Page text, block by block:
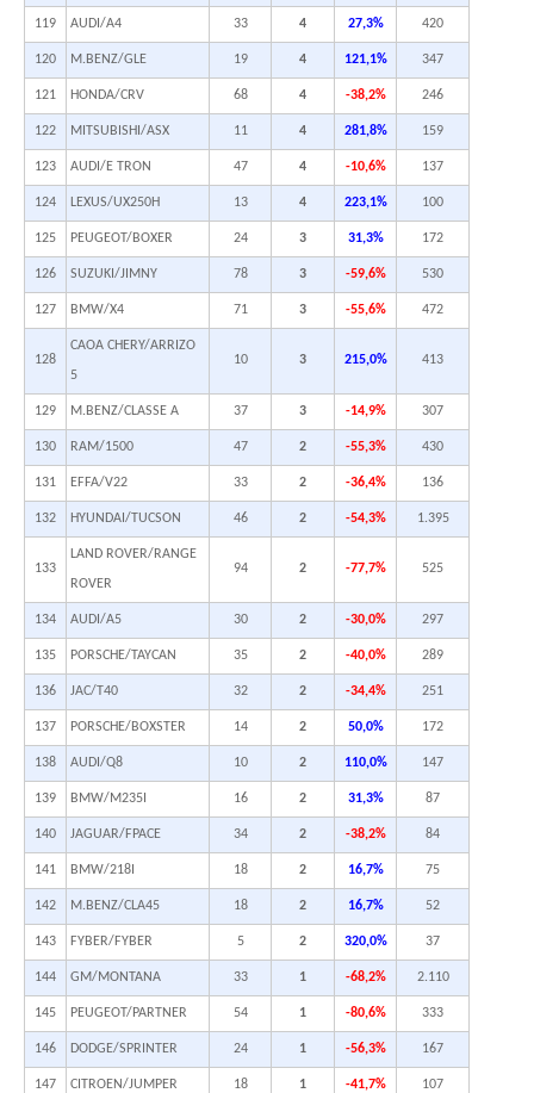
119 AUDI/A4 33 4 27,3% 420
120 M.BENZ/GLE 19 4 121,1% 347
121 HONDA/CRV 68 4 -38,2% 246
122 MITSUBISHI/ASX 11 4 281,8% 159
123 AUDI/E TRON 47 4 -10,6% 137
124 LEXUS/UX250H 13 4 223,1% 100
125 PEUGEOT/BOXER 24 3 31,3% 172
126 SUZUKI/JIMNY 78 3 -59,6% 530
127 BMW/X4 71 3 -55,6% 472
128
CAOA CHERY/ARRIZO
5
10 3 215,0% 413
129 M.BENZ/CLASSE A 37 3 -14,9% 307
130 RAM/1500 47 2 -55,3% 430
131 EFFA/V22 33 2 -36,4% 136
132 HYUNDAI/TUCSON 46 2 -54,3% 1.395
133
LAND ROVER/RANGE
ROVER
94 2 -77,7% 525
134 AUDI/A5 30 2 -30,0% 297
135 PORSCHE/TAYCAN 35 2 -40,0% 289
136 JAC/T40 32 2 -34,4% 251
137 PORSCHE/BOXSTER 14 2 50,0% 172
138 AUDI/Q8 10 2 110,0% 147
139 BMW/M235I 16 2 31,3% 87
140 JAGUAR/FPACE 34 2 -38,2% 84
141 BMW/218I 18 2 16,7% 75
142 M.BENZ/CLA45 18 2 16,7% 52
143 FYBER/FYBER 5 2 320,0% 37
144 GM/MONTANA 33 1 -68,2% 2.110
145 PEUGEOT/PARTNER 54 1 -80,6% 333
146 DODGE/SPRINTER 24 1 -56,3% 167
147 CITROEN/JUMPER 18 1 -41,7% 107